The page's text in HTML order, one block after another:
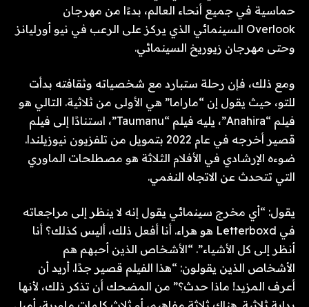
حماسية في جميع أنحاء العالم، بدءًا من مهرجان
Overlook السينمائي الذي يركز على الرعب في نيو أورليانز
وحتى مهرجان زيوريخ السينمائي.
ومع ذلك، فإن رحلة ستبارد مع شخصياته وثقافته بدأت
للتو، حيث يقول إن “ماراما” هي الأولى من ثلاثية. التالي هو
فيلم “Anahira”، يليه فيلم “Taumanu”، استنادًا إلى فيلم
قصير أخرجه في عام 2022 بتمويل من تلفزيون نيوزيلندا.
ضوءه الإرشادي في الأفلام الثلاثة هو مصطلحات الماوري
التي تتحدث عن الاتجاه النغمي.
يقول: “أي مخرج سينمائي يقول إنه لا ينظر إلى مراجعاته
في Letterboxd هو هراء. أنا أفعل ذلك، أليس كذلك؟ أنا
أنظر إلى كل الأشياء”. “الأشخاص الذين أحبهم هم
الأشخاص الذين يقولون: “هذا الفيلم قصير جدًا. أريد أن
أعرف المزيد! ماذا حدث؟” من المضحك أن تذكر ذلك، لأنها